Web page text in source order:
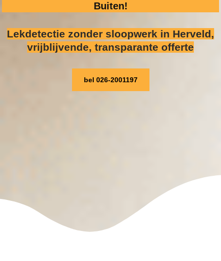
Buiten!
Lekdetectie zonder sloopwerk in Herveld,
vrijblijvende, transparante offerte
bel 026-2001197